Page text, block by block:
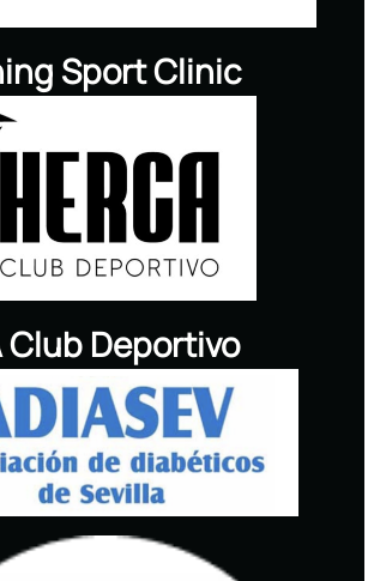
Sport Clinic
Club Deportivo